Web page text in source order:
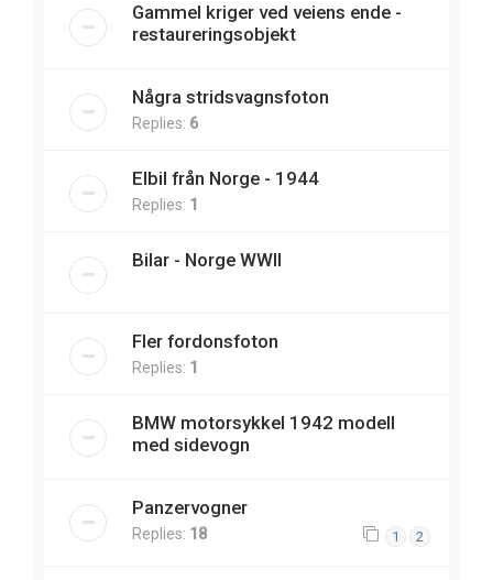
Gammel kriger ved veiens ende -
restaureringsobjekt
Några stridsvagnsfoton
Replies: 6
Elbil från Norge - 1944
Replies: 1
Bilar - Norge WWII
Fler fordonsfoton
Replies: 1
BMW motorsykkel 1942 modell
med sidevogn
Panzervogner
Replies: 18 1 2